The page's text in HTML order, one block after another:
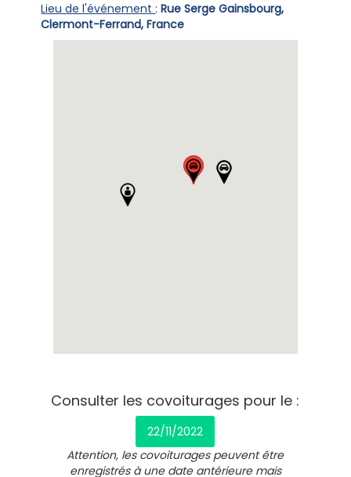
Lieu de l'événement:Rue Serge Gainsbourg,
Clermont-Ferrand, France
Consulter les covoiturages pour le :
22/11/2022
Attention, les covoiturages peuvent être
enregistrés à une date antérieure mais